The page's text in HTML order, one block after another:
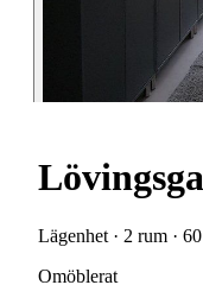
Lägenhet · 2 rum ·
Omöblerat